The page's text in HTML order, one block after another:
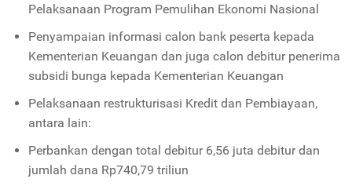
Pelaksanaan Program Pemulihan Ekonomi Nasional
Penyampaian informasi calon bank peserta kepada
Kementerian Keuangan dan juga calon debitur penerima
subsidi bunga kepada Kementerian Keuangan
Pelaksanaan restrukturisasi Kredit dan Pembiayaan,
antara lain:
Perbankan dengan total debitur 6,56 juta debitur dan
jumlah dana Rp740,79 triliun